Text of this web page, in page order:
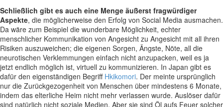
Schließlich gibt es auch eine Menge äußerst fragwürdiger
Aspekte, die möglicherweise den Erfolg von Social Media ausmachen.
Da wäre zum Beispiel die wunderbare Möglichkeit, echter
menschlicher Kommunikation von Angesicht zu Angesicht mit all ihren
Risiken auszuweichen; die eigenen Sorgen, Ängste, Nöte, all die
neurotischen Verklemmungen einfach nicht anzupacken, weil es ja
jetzt endlich möglich ist, virtuell zu kommunizieren. In Japan gibt es
dafür den eigenständigen Begriff Hkikomori. Der meinte ursprünglich
nur die Zurückgezogenheit von Menschen über mindestens 6 Monate,
indem das elterliche Heim nicht mehr verlassen wurde. Auslöser dafür
sind natürlich nicht soziale Medien. Aber sie sind Öl aufs Feuer solcher